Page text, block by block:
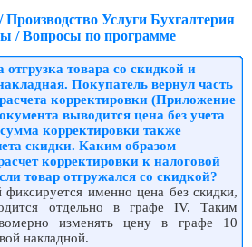
Услуги Бухгалтерия
/ Вопросы по программе
товара со скидкой и
Покупатель вернул часть
корректировки (Приложение
выводится цена без учета
корректировки также
скидки. Каким образом
корректировки к налоговой
товар отгружался со скидкой?
фиксируется именно цена без скидки,
отдельно в графе IV. Таким
изменять цену в графе 10
накладной.